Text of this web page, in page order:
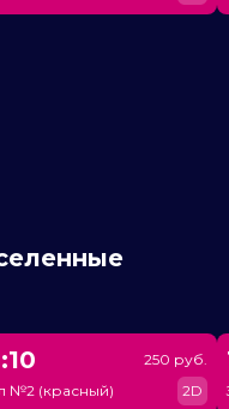
№2 (красный)
250 руб.
2D